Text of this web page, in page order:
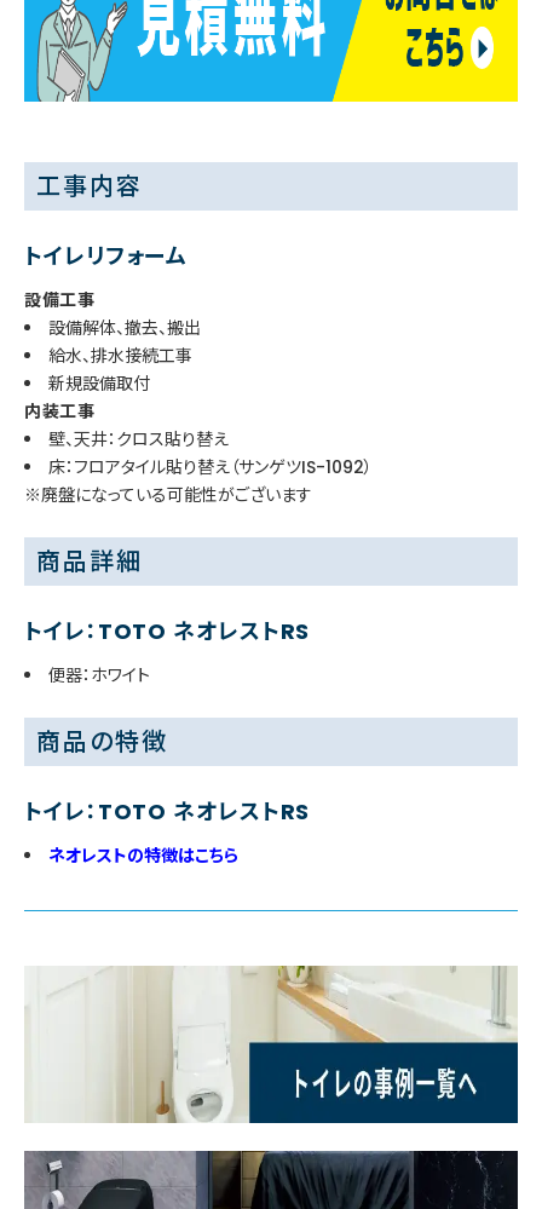
工事内容
トイレリフォーム
設備工事
設備解体、撤去、搬出
給水、排水接続工事
新規設備取付
内装工事
壁、天井：クロス貼り替え
床：フロアタイル貼り替え（サンゲツIS-1092）
※廃盤になっている可能性がございます
商品詳細
トイレ：TOTO ネオレストRS
便器：ホワイト
商品の特徴
トイレ：TOTO ネオレストRS
ネオレストの特徴はこちら